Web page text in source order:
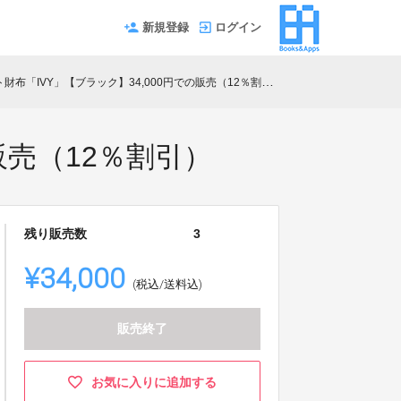
新規登録 ログイン
布「IVY」【ブラック】34,000円での販売（12％割引）
（12％割引）
残り販売数 3
¥34,000 (税込/送料込)
販売終了
お気に入りに追加する